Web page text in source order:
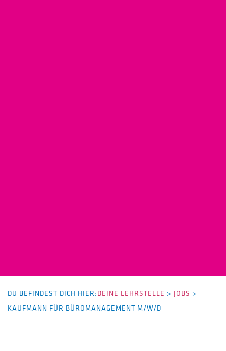
DU BEFINDEST DICH HIER:DEINE LEHRSTELLE > JOBS >
KAUFMANN FÜR BÜROMANAGEMENT M/W/D